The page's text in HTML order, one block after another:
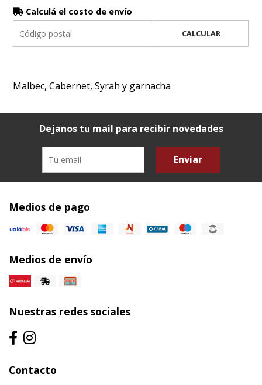
Calculá el costo de envío
CALCULAR
Malbec, Cabernet, Syrah y garnacha
Dejanos tu mail para recibir novedades
Enviar
Medios de pago
Medios de envío
Nuestras redes sociales
Contacto